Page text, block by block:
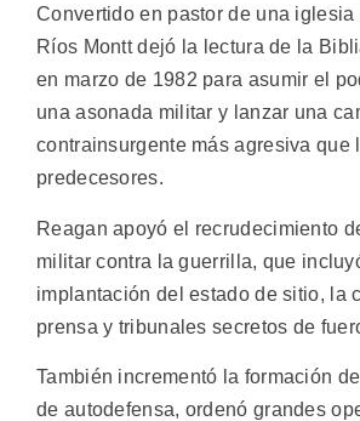
Convertido en pastor de una iglesia
Ríos Montt dejó la lectura de la
en marzo de 1982 para asumir el
una asonada militar y lanzar una
contrainsurgente más agresiva que
predecesores.
Reagan apoyó el recrudecimiento
militar contra la guerrilla, que
implantación del estado de sitio, la
prensa y tribunales secretos de
También incrementó la formación
de autodefensa, ordenó grandes